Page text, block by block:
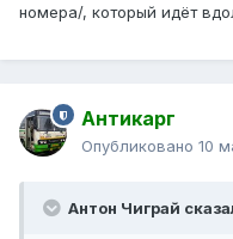
номера/, который идёт
Антикарг
Опубликовано 10
Антон Чиграй